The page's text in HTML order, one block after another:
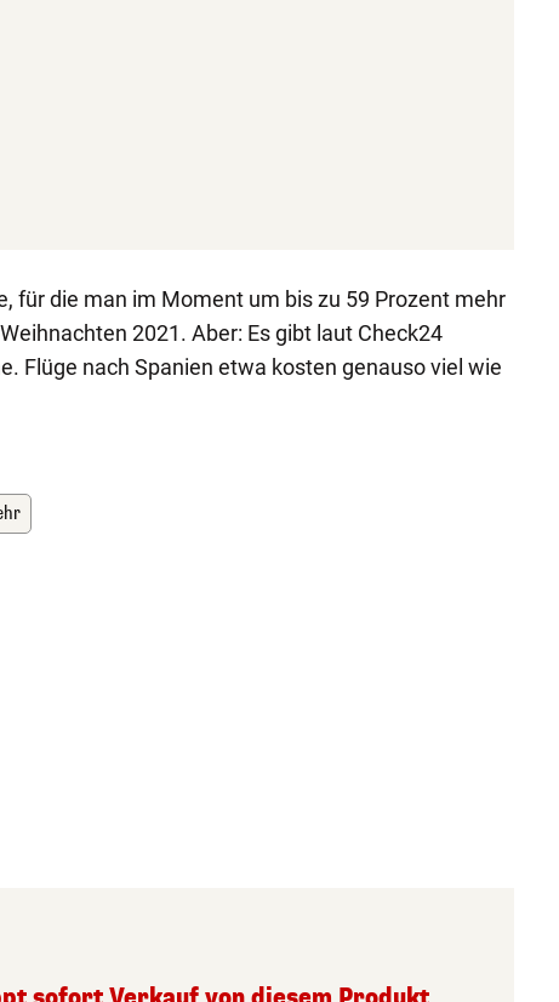
für die man im Moment um bis zu 59 Prozent mehr
2021. Aber: Es gibt laut Check24
Flüge nach Spanien etwa kosten genauso viel wie